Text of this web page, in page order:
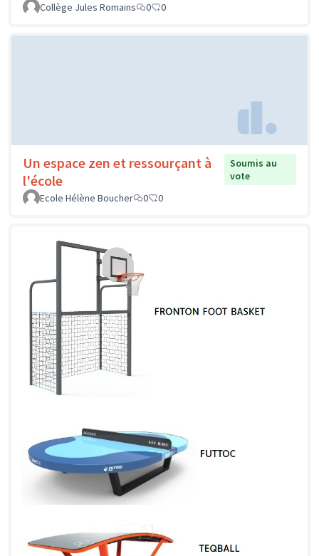
Collège Jules Romains
0 0
Un espace zen et ressourçant à
l'école
Soumis au
vote
Ecole Hélène Boucher
0 0